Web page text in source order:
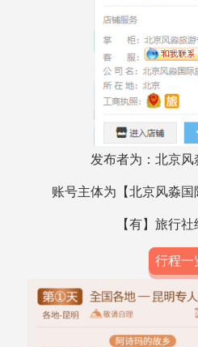
发布者为： 北京风
账号主体为【北京风淼国
【有】旅行
行程一